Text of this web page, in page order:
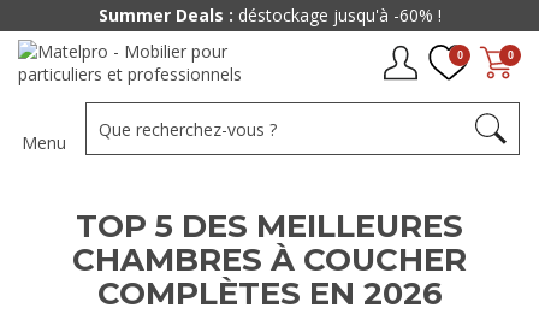
0
0
Menu
TOP 5 DES MEILLEURES
CHAMBRES À COUCHER
COMPLÈTES EN 2026
Summer Deals : déstockage jusqu'à -60% !